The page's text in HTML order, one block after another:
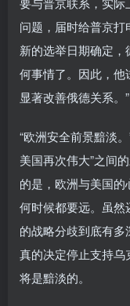
问题，届时给普京打
新的选举日期确定
何事情了。因此，
显著改善俄德关系。”
“欧洲安全前景黯淡
美国再次伟大”之间
的是，欧洲与美国
何时候都要远。虽
的战略分歧到底有
真的决定停止支持
将是黯淡的。